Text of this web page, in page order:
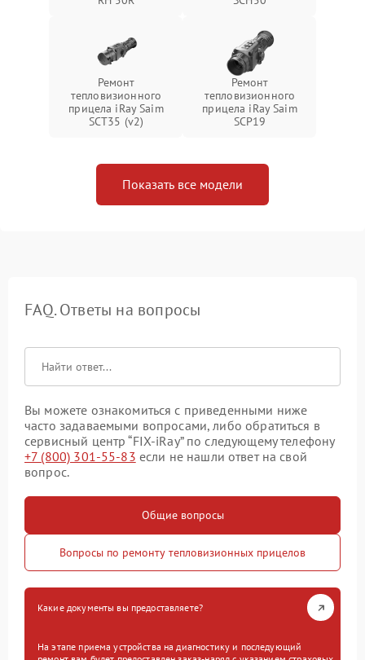
Ремонт
тепловизионного
прицела iRay Saim
SCT35 (v2)
Ремонт
тепловизионного
прицела iRay Saim
SCP19
Показать все модели
FAQ. Ответы на вопросы
Вы можете ознакомиться с приведенными ниже
часто задаваемыми вопросами, либо обратиться в
сервисный центр “FIX-iRay” по следующему телефону
+7 (800) 301-55-83 если не нашли ответ на свой
вопрос.
Общие вопросы
Вопросы по ремонту тепловизионных прицелов
Какие документы вы предоставляете?
На этапе приема устройства на диагностику и последующий